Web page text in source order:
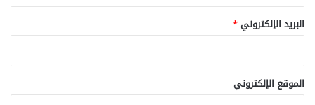
البريد الإلكتروني*
الموقع الإلكتروني